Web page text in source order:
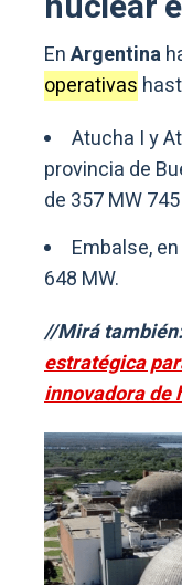
EnArgentina
operativas
Atucha I y
provincia de
de 357 MW
Embalse,
648 MW.
//Mirá
estratégica
innovadora de